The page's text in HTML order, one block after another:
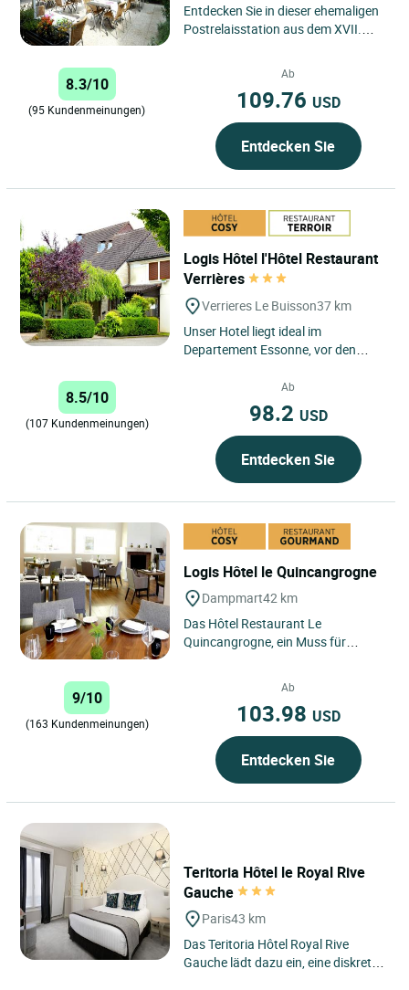
Entdecken Sie in dieser ehemaligen
Postrelaisstation aus dem XVII.
8.3/10
(95 Kundenmeinungen)
Ab
109.76 USD
Entdecken Sie
Logis Hôtel l'Hôtel Restaurant
Verrières
Verrieres Le Buisson37 km
Unser Hotel liegt ideal im
Departement Essonne, vor den
und der A6. Es empfängt Sie das...
8.5/10
(107 Kundenmeinungen)
Ab
98.2 USD
Entdecken Sie
Logis Hôtel le Quincangrogne
Dampmart42 km
Das Hôtel Restaurant Le
Quincangrogne, ein Muss für
9/10
(163 Kundenmeinungen)
Ab
103.98 USD
Entdecken Sie
Teritoria Hôtel le Royal Rive
Gauche
Paris43 km
Das Teritoria Hôtel Royal Rive
Gauche lädt dazu ein, eine diskrete